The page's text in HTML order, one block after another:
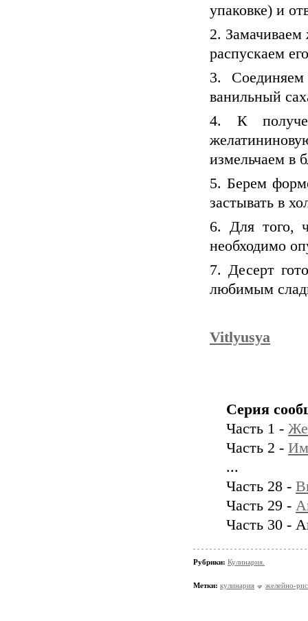
упаковке) и
2. Замачиваем
распускаем
3.
ванильный
4. К
измельчаем в
5. Берем
застывать в
6. Для того,
необходимо
7. Десерт
любимым
Vitlyusya
Серия
Часть 1 -
Часть 2 -
...
Часть 28 -
Часть 29 -
Часть 30 -
Рубрики: Кулинария.
Метки: кулинария желейно-